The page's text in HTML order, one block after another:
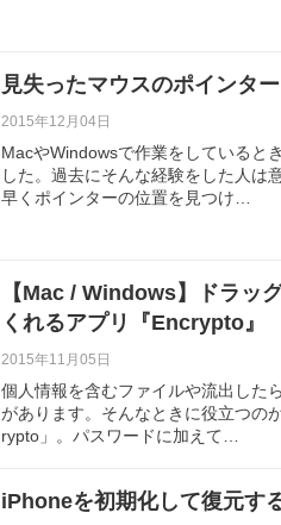
見失ったマウスのポインタ
2015年12月04日
MacやWindowsで作業をしていると
した。過去にそんな経験をした人は
早くポインターの位置を見つけ…
【Mac / Windows】ドラッ
くれるアプリ『Encrypto』
2015年11月05日
個人情報を含むファイルや流出した
があります。そんなときに役立つの
rypto」。パスワードに加えて…
iPhoneを初期化して復元す